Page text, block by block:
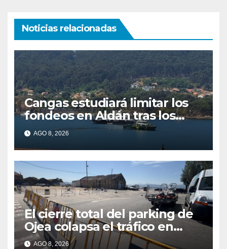
Noticias relacionadas
Cangas estudiará limitar los
fondeos en Aldán tras los
últimos episodios de
contaminación en O Con
AGO 8, 2026
El cierre total del parking de
Ojea colapsa el tráfico en
Cangas
AGO 8, 2026